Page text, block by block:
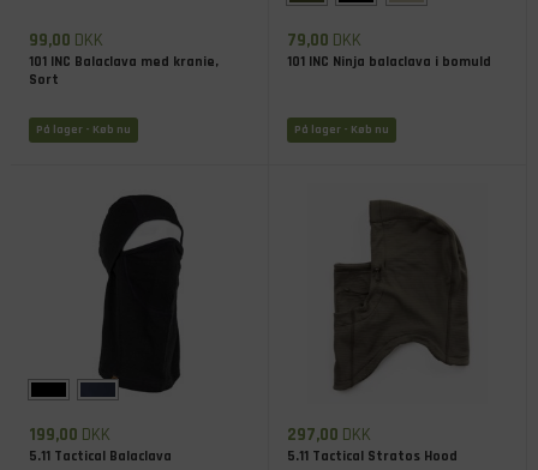
99,00 DKK
101 INC Balaclava med kranie,
Sort
På lager - Køb nu
79,00 DKK
101 INC Ninja balaclava i bomuld
På lager - Køb nu
199,00 DKK
5.11 Tactical Balaclava
297,00 DKK
5.11 Tactical Stratos Hood